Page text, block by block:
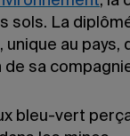
sols. La
au pays,
sa
bleu-vert